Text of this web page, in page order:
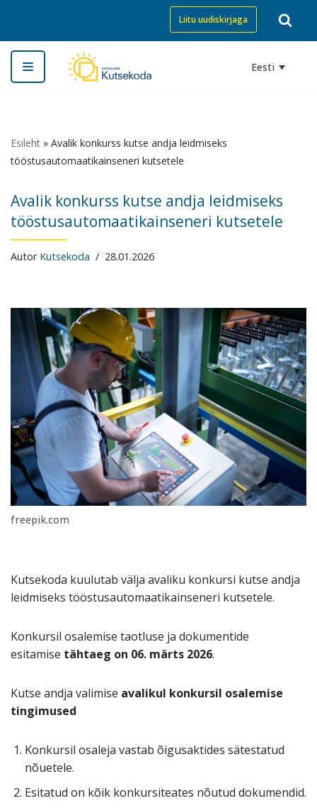
Skip
to
content
Liitu uudiskirjaga
Eesti
Esileht » Avalik konkurss kutse andja leidmiseks
tööstusautomaatikainseneri kutsetele
Avalik konkurss kutse andja leidmiseks
tööstusautomaatikainseneri kutsetele
Autor Kutsekoda 28.01.2026
freepik.com
Kutsekoda kuulutab välja avaliku konkursi kutse andja
leidmiseks tööstusautomaatikainseneri kutsetele.
Konkursil osalemise taotluse ja dokumentide
esitamise tähtaeg on 06. märts 2026.
Kutse andja valimise avalikul konkursil osalemise
tingimused
Konkursil osaleja vastab õigusaktides sätestatud
nõuetele.
Esitatud on kõik konkursiteates nõutud dokumendid.